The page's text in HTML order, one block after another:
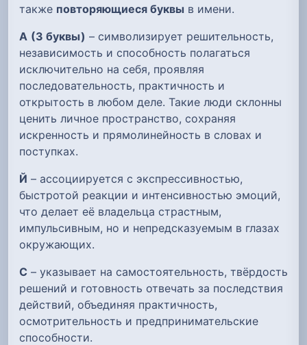
также повторяющиеся буквы в имени.
А (3 буквы) – символизирует решительность,
независимость и способность полагаться
исключительно на себя, проявляя
последовательность, практичность и
открытость в любом деле. Такие люди склонны
ценить личное пространство, сохраняя
искренность и прямолинейность в словах и
поступках.
Й – ассоциируется с экспрессивностью,
быстротой реакции и интенсивностью эмоций,
что делает её владельца страстным,
импульсивным, но и непредсказуемым в глазах
окружающих.
С – указывает на самостоятельность, твёрдость
решений и готовность отвечать за последствия
действий, объединяя практичность,
осмотрительность и предпринимательские
способности.